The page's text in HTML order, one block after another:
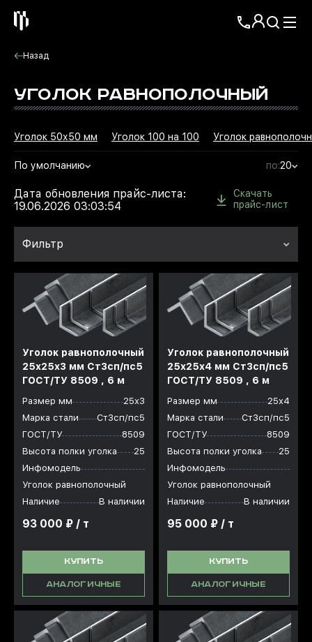
Назад
УГОЛОК РАВНОПОЛОЧНЫЙ
Уголок 50х50 мм Уголок 100 на 100 Уголок
По умолчанию по:20
Дата обновления прайс-листа:
19.06.2026 03:03:54
Скачать
прайс-лист
Фильтр
Уголок равнополочный
25x25x3 мм Ст3сп/пс5
ГОСТ/ТУ 8509 , 6 м
Размер мм
25х3
Марка стали
Ст3сп/пс5
ГОСТ/ТУ
8509
Высота полки уголка
25
Инфомодель
Уголок равнополочный
Наличие
В наличии
93 000 ₽ / т
КУПИТЬ
АНАЛОГИЧНЫЕ
Уголок равнополочный
25x25x4 мм Ст3сп/пс5
ГОСТ/ТУ 8509 , 6 м
Размер мм
25х4
Марка стали
Ст3сп/пс5
ГОСТ/ТУ
8509
Высота полки уголка
25
Инфомодель
Уголок равнополочный
Наличие
В наличии
95 000 ₽ / т
КУПИТЬ
АНАЛОГИЧНЫЕ